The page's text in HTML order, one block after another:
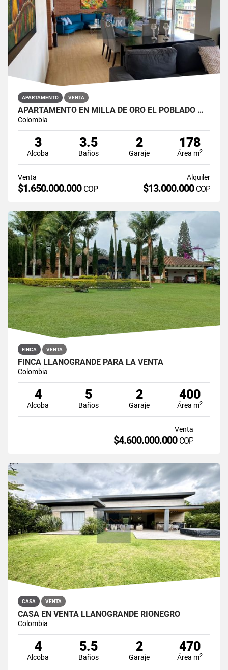
APARTAMENTO VENTA
APARTAMENTO EN MILLA DE ORO EL POBLADO MEDELLIN
Colombia
3
Alcoba
3.5
Baños
2
Garaje
178
Área m2
Venta
$1.650.000.000 COP
Alquiler
$13.000.000 COP
FINCA VENTA
FINCA LLANOGRANDE PARA LA VENTA
Colombia
4
Alcoba
5
Baños
2
Garaje
400
Área m2
Venta
$4.600.000.000 COP
CASA VENTA
CASA EN VENTA LLANOGRANDE RIONEGRO
Colombia
4
Alcoba
5.5
Baños
2
Garaje
470
Área m2